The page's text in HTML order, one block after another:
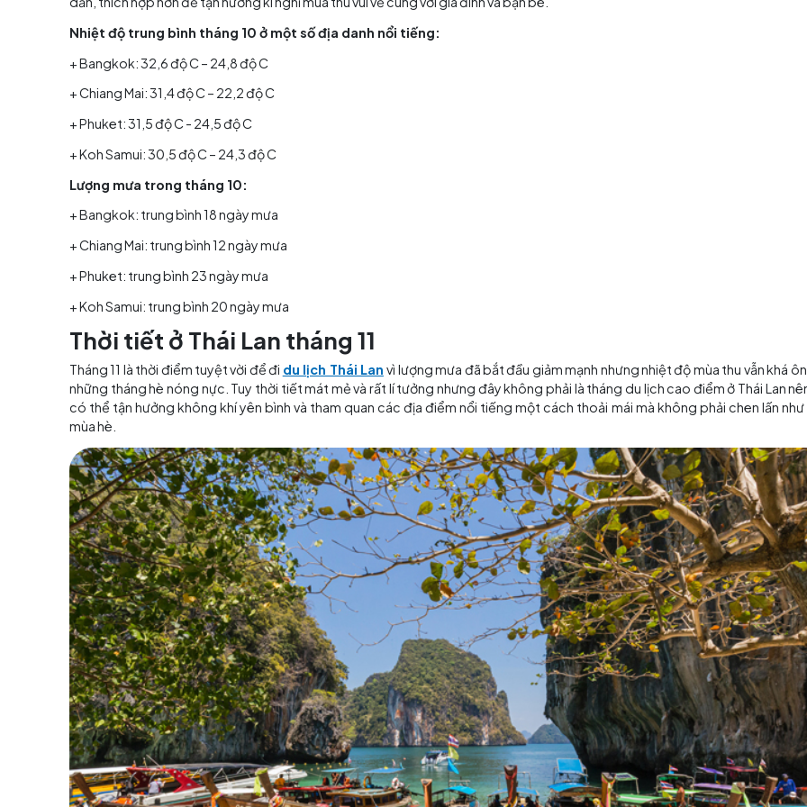
Đôi khi nước lũ từ những trận mưa lớn ở phía Bắc khiến khu vực ven đoạn sông Chao Phraya chảy
làm ảnh hưởng xấu đến tình hình giao thông vận tải của khu vực.
Còn ở Koh Chang, hãy đợi đến tháng 11 rồi đến thăm đảo thay vì tháng 10 vì có thể bạn phải chịu
khám phá các địa điểm tại đây. Koh Samui cũng không phải nơi lí tưởng chotour Thái Lanvà tháng
nước trút trong nhiều ngày liên tiếp trên đảo. Một tin tốt là vào thời điểm này, lượng mưa ở khu vực thủ
dần, thích hợp hơn để tận hưởng kì nghỉ mùa thu vui vẻ cùng với gia đình và bạn bè.
Nhiệt độ trung bình tháng 10 ở một số địa danh nổi tiếng:
+ Bangkok: 32,6 độ C– 24,8 độ C
+ Chiang Mai: 31,4 độ C– 22,2 độ C
+ Phuket: 31,5 độ C- 24,5 độ C
+ Koh Samui: 30,5 độ C– 24,3 độ C
Lượng mưa trong tháng 10:
+ Bangkok: trung bình 18 ngày mưa
+ Chiang Mai: trung bình 12 ngày mưa
+ Phuket: trung bình 23 ngày mưa
+ Koh Samui: trung bình 20 ngày mưa